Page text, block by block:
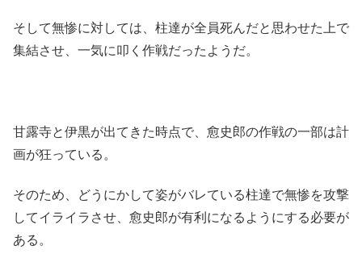
そして無惨に対しては、柱達が全員死んだと思わせた上で
集結させ、一気に叩く作戦だったようだ。
甘露寺と伊黒が出てきた時点で、愈史郎の作戦の一部は計
画が狂っている。
そのため、どうにかして姿がバレている柱達で無惨を攻撃
してイライラさせ、愈史郎が有利になるようにする必要が
ある。